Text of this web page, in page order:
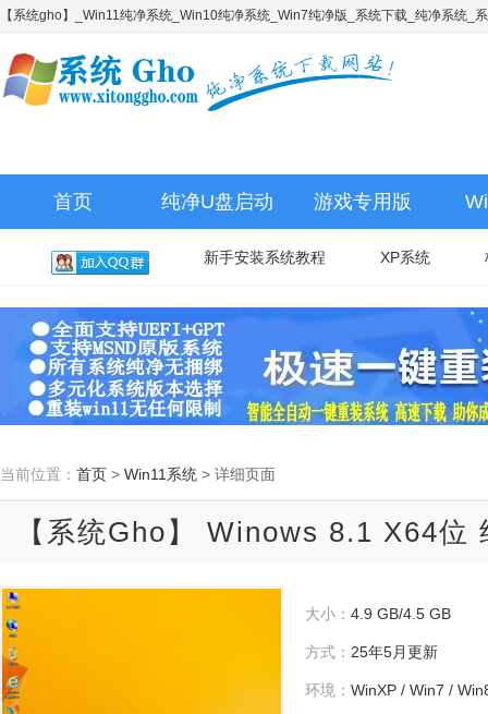
【系统gho】_Win11纯净系统_Win10纯净系统_Win7纯净版_系统下载_纯净系统_
首页 纯净U盘启动 游戏专用版
新手安装系统教程 XP系统
当前位置： 首页 > Win11系统 > 详细页面
【系统Gho】 Winows 8.1 X64
大小： 4.9 GB/4.5 GB
方式： 25年5月更新
环境： WinXP / Win7 /